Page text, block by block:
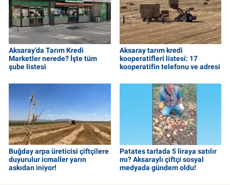
Aksaray’da Tarım Kredi
Marketler nerede? İşte tüm
şube listesi
Aksaray tarım kredi
kooperatifleri listesi: 17
kooperatifin telefonu ve adresi
Buğday arpa üreticisi çiftçilere
duyurulur icmaller yarın
askıdan iniyor!
Patates tarlada 5 liraya satılır
mı? Aksaraylı çiftçi sosyal
medyada gündem oldu!